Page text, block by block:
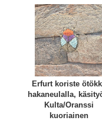
Erfurt koriste
hakaneulalla,
Kulta/Oranssi
kuoriainen